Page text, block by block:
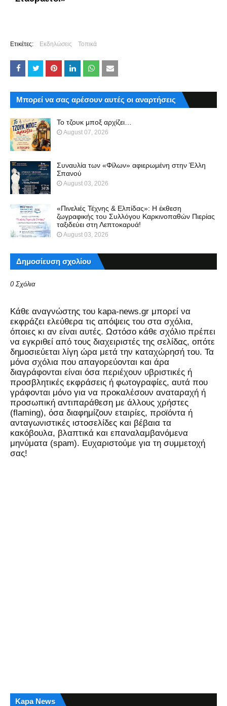
Ετικέτες: Εκδηλώσεις Τοπικά
Μπορεί να σας αρέσουν αυτές οι αναρτήσεις
Το τζουκ μπoξ αρχίζει…
August 07, 2026
Συναυλία των «Φίλων» αφιερωμένη στην Έλλη
Σπανού
August 03, 2026
«Πινελιές Τέχνης & Ελπίδας»: Η έκθεση
ζωγραφικής του Συλλόγου Καρκινοπαθών Πιερίας
ταξιδεύει στη Λεπτοκαρυά!
August 03, 2026
Δημοσίευση σχολίου
0 Σχόλια
Kάθε αναγνώστης του kapa-news.gr μπορεί να
εκφράζει ελεύθερα τις απόψεις του στα σχόλια,
όποιες κι αν είναι αυτές. Ωστόσο κάθε σχόλιο πρέπει
να εγκριθεί από τους διαχειριστές της σελίδας, οπότε
δημοσιεύεται λίγη ώρα μετά την καταχώρησή του. Τα
μόνα σχόλια που απαγορεύονται και άρα
διαγράφονται είναι όσα περιέχουν υβριστικές ή
προσβλητικές εκφράσεις ή φωτογραφίες, αυτά που
γράφονται μόνο για να προκαλέσουν αναταραχή ή
προσωπική αντιπαράθεση με άλλους χρήστες
(flaming), όσα διαφημίζουν εταιρίες, προϊόντα ή
ανταγωνιστικές ιστοσελίδες και βέβαια τα
κακόβουλα, βλαπτικά και επαναλαμβανόμενα
μηνύματα (spam). Ευχαριστούμε για τη συμμετοχή
σας!
Kapa News